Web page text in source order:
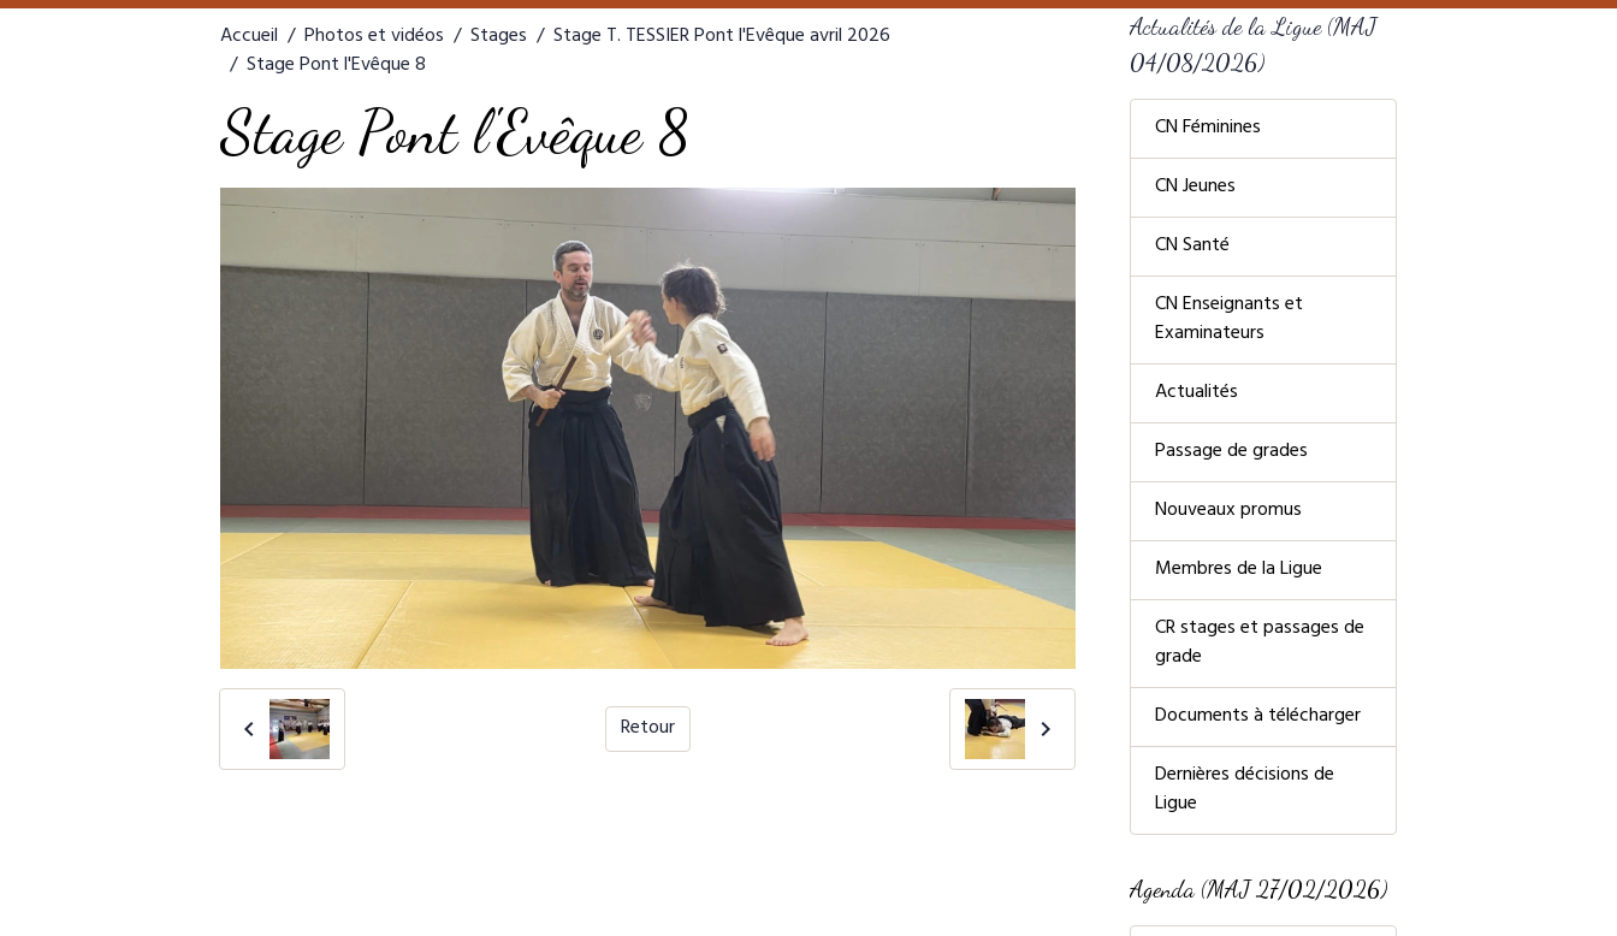
Accueil Photos et vidéos Stages
Stage T. TESSIER Pont l'Evêque avril 2026
Stage Pont l'Evêque 8
Stage Pont l'Evêque 8
Retour
Actualités de la Ligue (MAJ
04/08/2026)
CN Féminines
CN Jeunes
CN Santé
CN Enseignants et
Examinateurs
Actualités
Passage de grades
Nouveaux promus
Membres de la Ligue
CR stages et passages de
grade
Documents à télécharger
Dernières décisions de
Ligue
Agenda (MAJ 27/02/2026)